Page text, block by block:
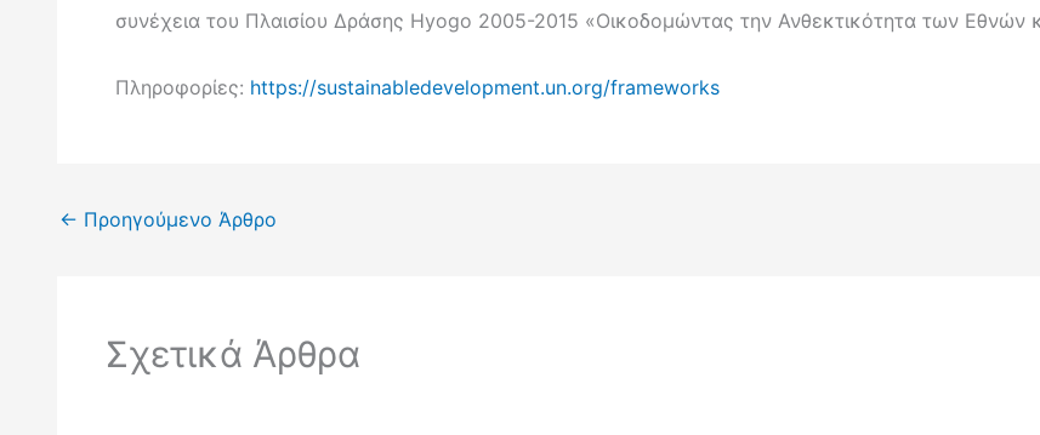
συνέχεια του Πλαισίου Δράσης Hyogo 2005-2015 «Οικοδομώντας την Ανθεκτικότητα των Εθνών
Πληροφορίες: https://sustainabledevelopment.un.org/frameworks
← Προηγούμενο Άρθρο
Σχετικά Άρθρα